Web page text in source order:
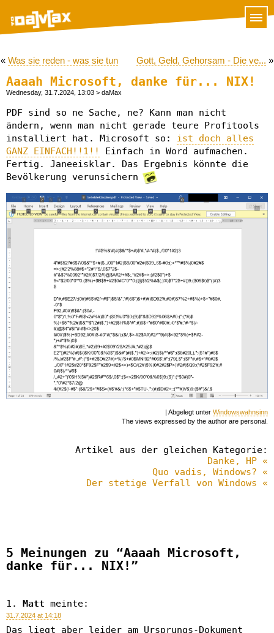
« Was sie reden - was sie tun Gott, Geld, Gehorsam - Die ve... »
Aaaah Microsoft, danke für... NIX!
Wednesday, 31.7.2024, 13:03 > daMax
PDF sind so ne Sache, ne? Kann man nicht
ändern, wenn man nicht gerade teure Profitools
installiert hat. Microsoft so: ist doch alles
GANZ EINFACH!!1!!
Einfach in Word aufmachen.
Fertig. Janeeisklar. Das Ergebnis könnte die
Bevölkerung verunsichern
| Abgelegt unter Windowswahnsinn
The views expressed by the author are personal.
Artikel aus der gleichen Kategorie:
Danke, HP «
Quo vadis, Windows? «
Der stetige Verfall von Windows «
5 Meinungen zu “Aaaah Microsoft,
danke für... NIX!”
Matt meinte:
31.7.2024 at 14:18
Das liegt aber leider am Ursprungs-Dokument